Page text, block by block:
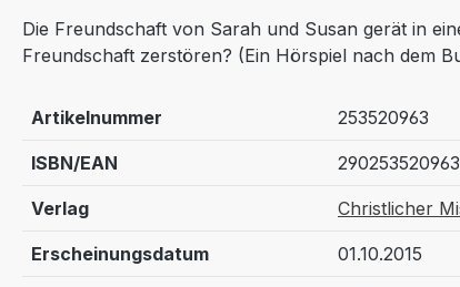
Die Freundschaft von Sarah und Susan gerät in
Freundschaft zerstören? (Ein Hörspiel nach dem
Artikelnummer 253520963
ISBN/EAN
Verlag Christlicher
Erscheinungsdatum 01.10.2015